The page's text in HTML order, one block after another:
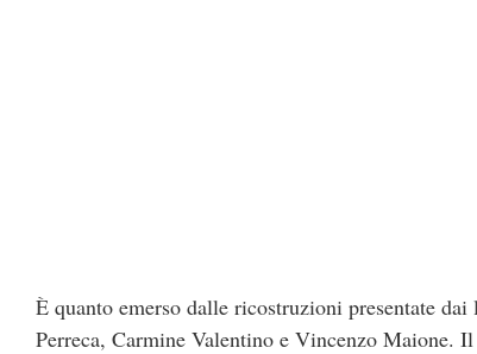
È quanto emerso dalle ricostruzioni presentate
Perreca, Carmine Valentino e Vincenzo Maione.